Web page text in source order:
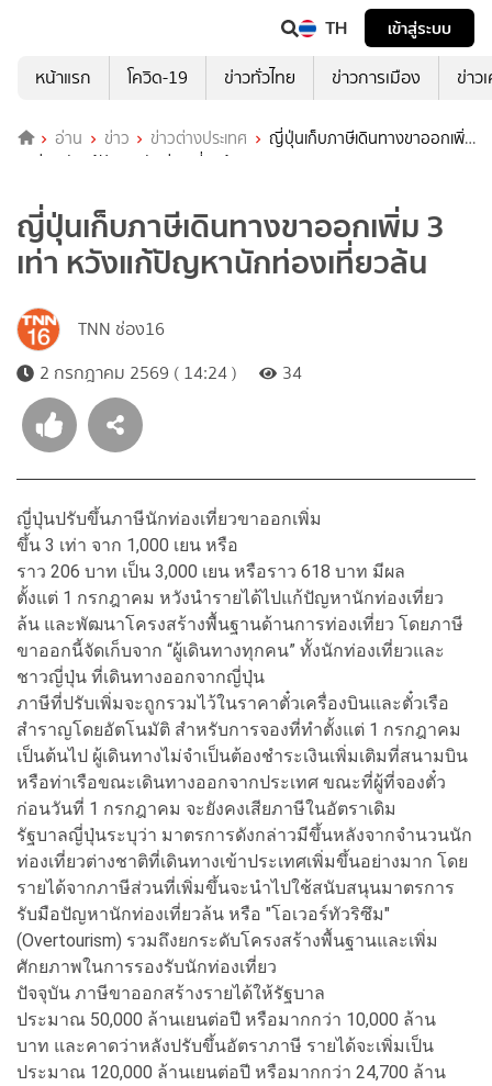
TH
เข้าสู่ระบบ
หน้าแรก
โควิด-19 ข่าวทั่วไทย ข่าวการเมือง ข่าว
อ่าน ข่าว ข่าวต่างประเทศ
ญี่ปุ่นเก็บภาษีเดินทางขาออกเพิ่ม
3 เท่า หวังแก้ปัญหานักท่องเที่ยวล้น
ญี่ปุ่นเก็บภาษีเดินทางขาออกเพิ่ม 3
เท่า หวังแก้ปัญหานักท่องเที่ยวล้น
TNN ช่อง16
2 กรกฎาคม 2569 ( 14:24 )
34
ญี่ปุ่นปรับขึ้นภาษีนักท่องเที่ยวขาออกเพิ่ม
ขึ้น 3 เท่า จาก 1,000 เยน หรือ
ราว 206 บาท เป็น 3,000 เยน หรือราว 618 บาท มีผล
ตั้งแต่ 1 กรกฎาคม หวังนำรายได้ไปแก้ปัญหานักท่องเที่ยว
ล้น และพัฒนาโครงสร้างพื้นฐานด้านการท่องเที่ยว โดยภาษี
ขาออกนี้จัดเก็บจาก “ผู้เดินทางทุกคน” ทั้งนักท่องเที่ยวและ
ชาวญี่ปุ่น ที่เดินทางออกจากญี่ปุ่น
ภาษีที่ปรับเพิ่มจะถูกรวมไว้ในราคาตั๋วเครื่องบินและตั๋วเรือ
สำราญโดยอัตโนมัติ สำหรับการจองที่ทำตั้งแต่ 1 กรกฎาคม
เป็นต้นไป ผู้เดินทางไม่จำเป็นต้องชำระเงินเพิ่มเติมที่สนามบิน
หรือท่าเรือขณะเดินทางออกจากประเทศ ขณะที่ผู้ที่จองตั๋ว
ก่อนวันที่ 1 กรกฎาคม จะยังคงเสียภาษีในอัตราเดิม
รัฐบาลญี่ปุ่นระบุว่า มาตรการดังกล่าวมีขึ้นหลังจากจำนวนนัก
ท่องเที่ยวต่างชาติที่เดินทางเข้าประเทศเพิ่มขึ้นอย่างมาก โดย
รายได้จากภาษีส่วนที่เพิ่มขึ้นจะนำไปใช้สนับสนุนมาตรการ
รับมือปัญหานักท่องเที่ยวล้น หรือ "โอเวอร์ทัวริซึม"
(Overtourism) รวมถึงยกระดับโครงสร้างพื้นฐานและเพิ่ม
ศักยภาพในการรองรับนักท่องเที่ยว
ปัจจุบัน ภาษีขาออกสร้างรายได้ให้รัฐบาล
ประมาณ 50,000 ล้านเยนต่อปี หรือมากกว่า 10,000 ล้าน
บาท และคาดว่าหลังปรับขึ้นอัตราภาษี รายได้จะเพิ่มเป็น
ประมาณ 120,000 ล้านเยนต่อปี หรือมากกว่า 24,700 ล้าน